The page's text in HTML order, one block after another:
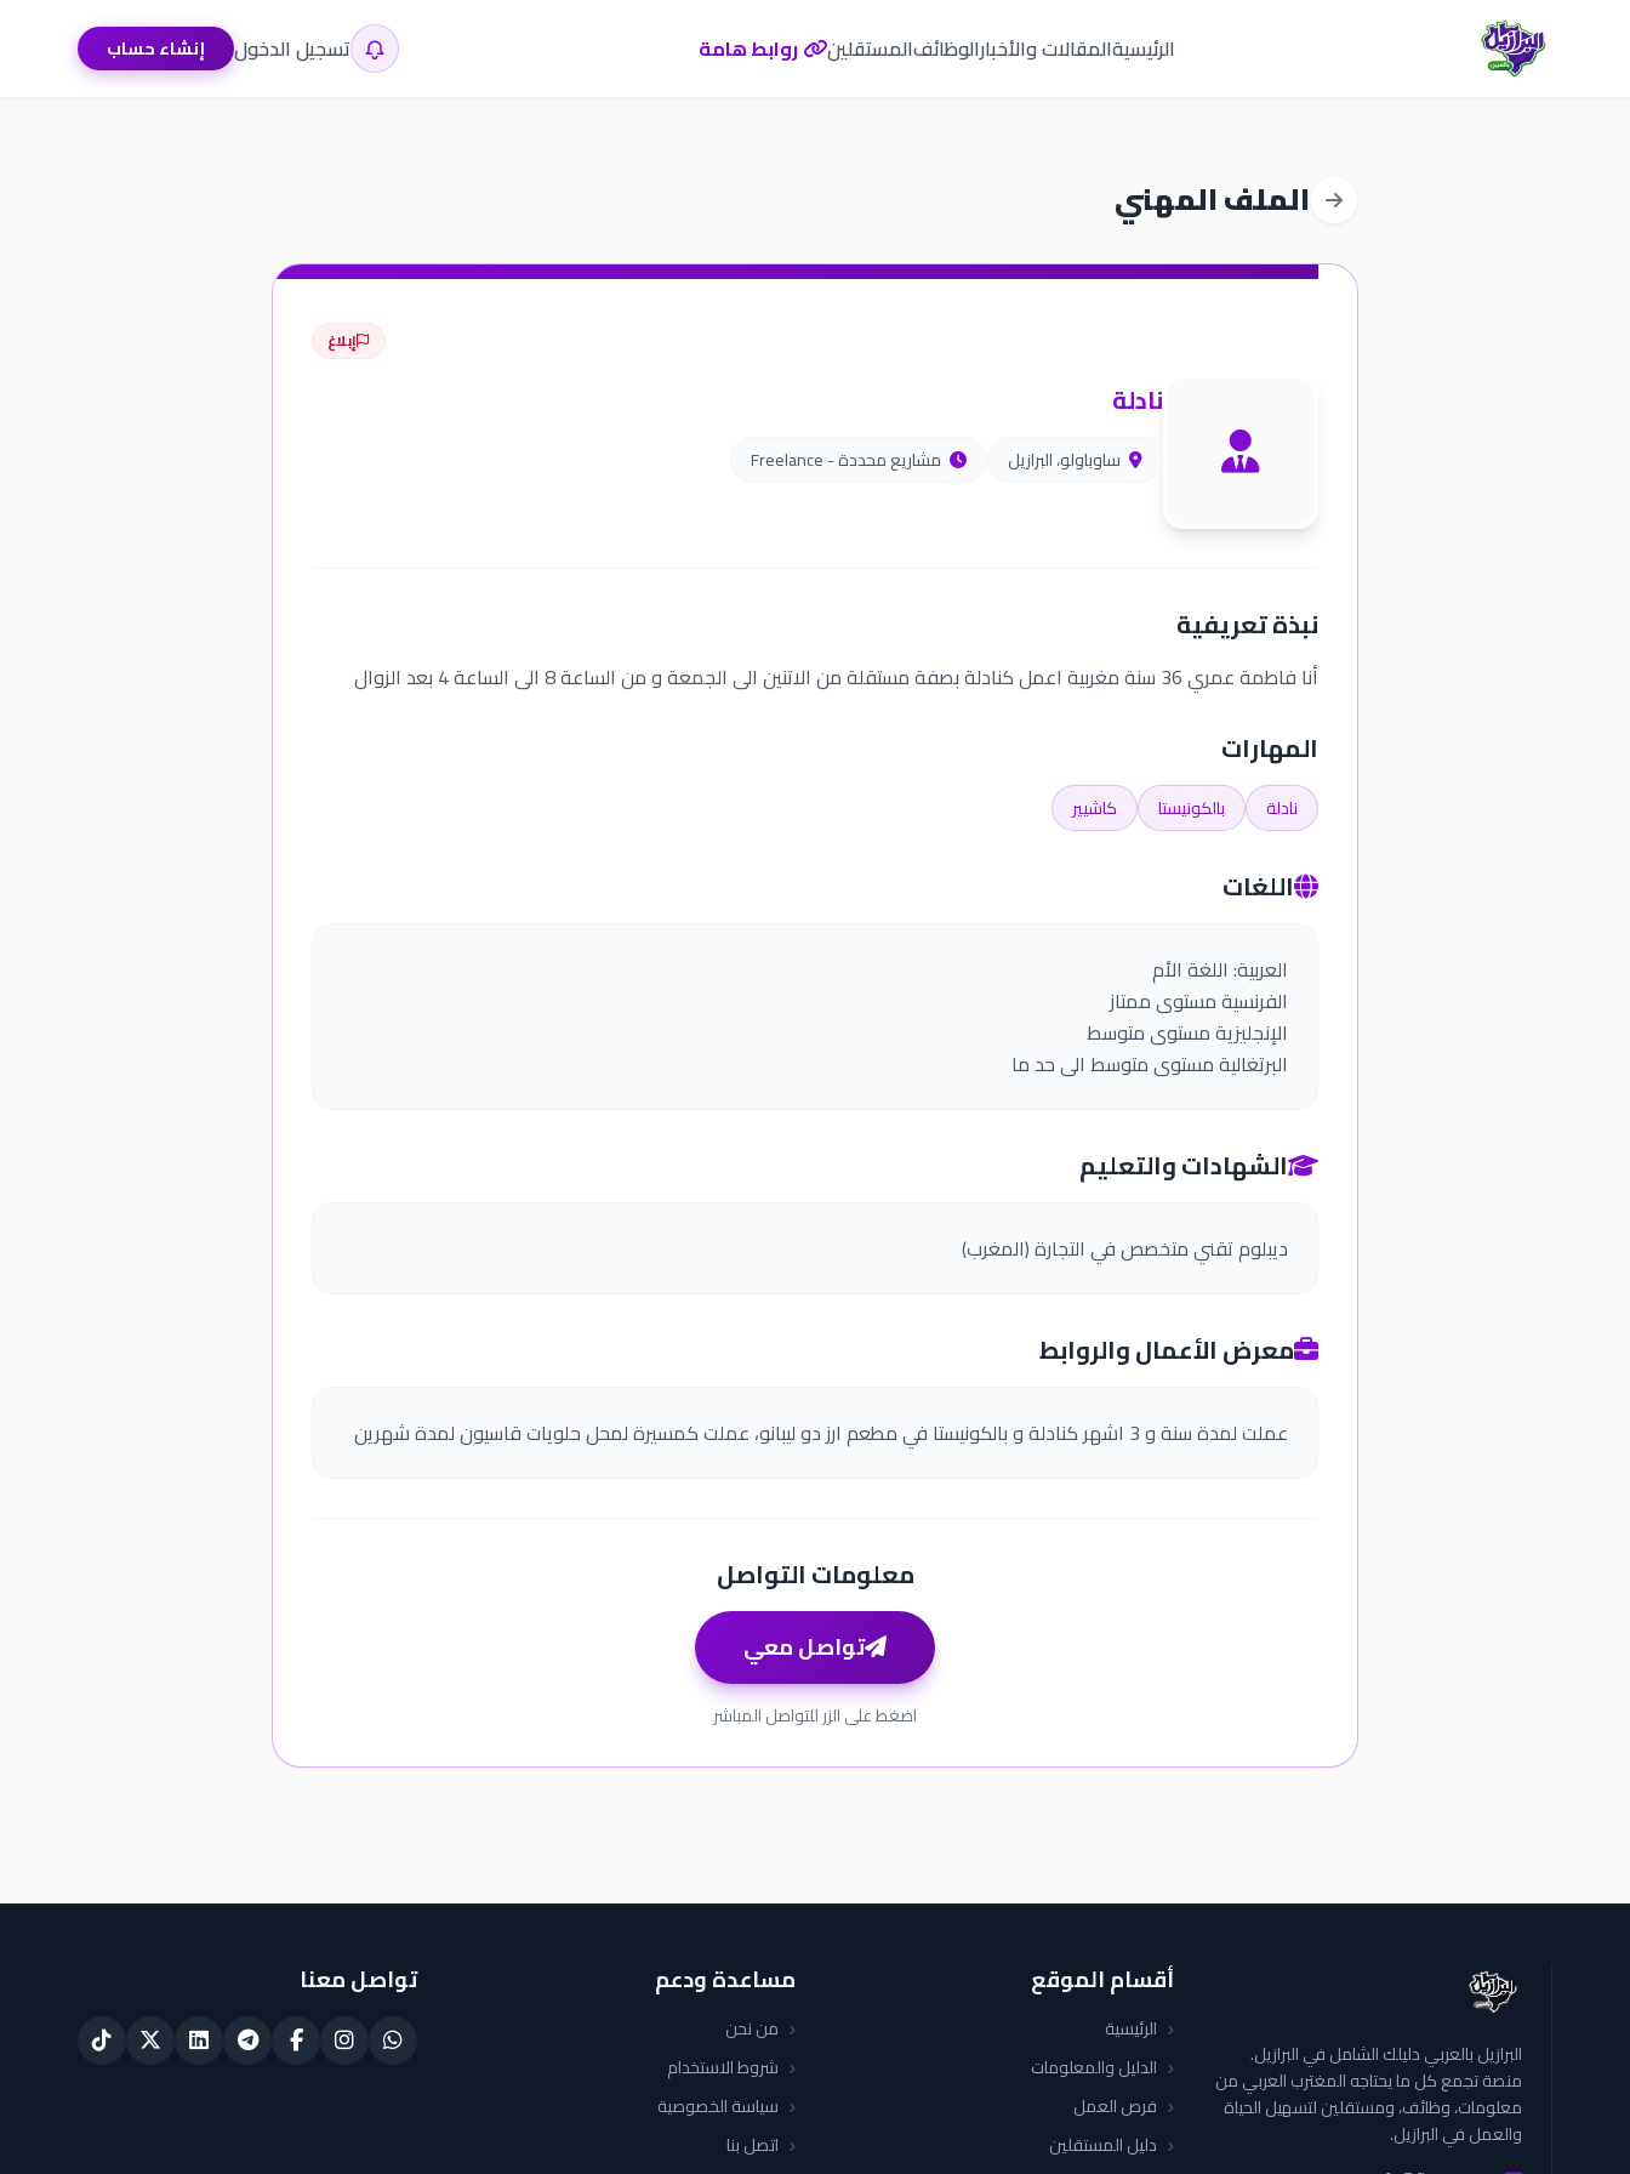
الرئيسيةالمقالات والأخبارالوظائفالمستقلين روابط هامة تسجيل الدخول إنشاء حساب
الملف المهني
إبلاغ
نادلة
ساوباولو، البرازيل مشاريع محددة - Freelance
نبذة تعريفية
أنا فاطمة عمري 36 سنة مغربية اعمل كنادلة بصفة مستقلة من الاتنين الى الجمعة و من الساعة 8 الى الساعة 4 بعد الزوال
المهارات
نادلة بالكونيستا كاشيير
اللغات
البرتغالية مستوى متوسط الى حد ما
الشهادات والتعليم
ديبلوم تقني متخصص في التجارة (المغرب)
معرض الأعمال والروابط
عملت لمدة سنة و 3 اشهر كنادلة و بالكونيستا في مطعم ارز دو ليبانو، عملت كمسيرة لمحل حلويات قاسيون لمدة شهرين
معلومات التواصل
تواصل معي
اضغط على الزر للتواصل المباشر
البرازيل بالعربي دليلك الشامل في البرازيل.
منصة تجمع كل ما يحتاجه المغترب العربي من
معلومات، وظائف، ومستقلين لتسهيل الحياة
والعمل في البرازيل.
أقسام الموقع
الرئيسية
الدليل والمعلومات
فرص العمل
دليل المستقلين
مساعدة ودعم
من نحن
شروط الاستخدام
سياسة الخصوصية
اتصل بنا
تواصل معنا